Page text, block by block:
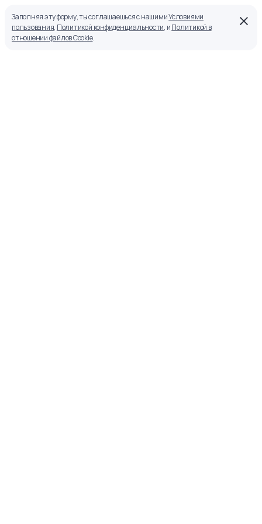
Заполняя эту форму, ты соглашаешься с нашимиУсловиями
пользования, Политикой конфиденциальности, иПолитикой в
отношении файлов Cookie.